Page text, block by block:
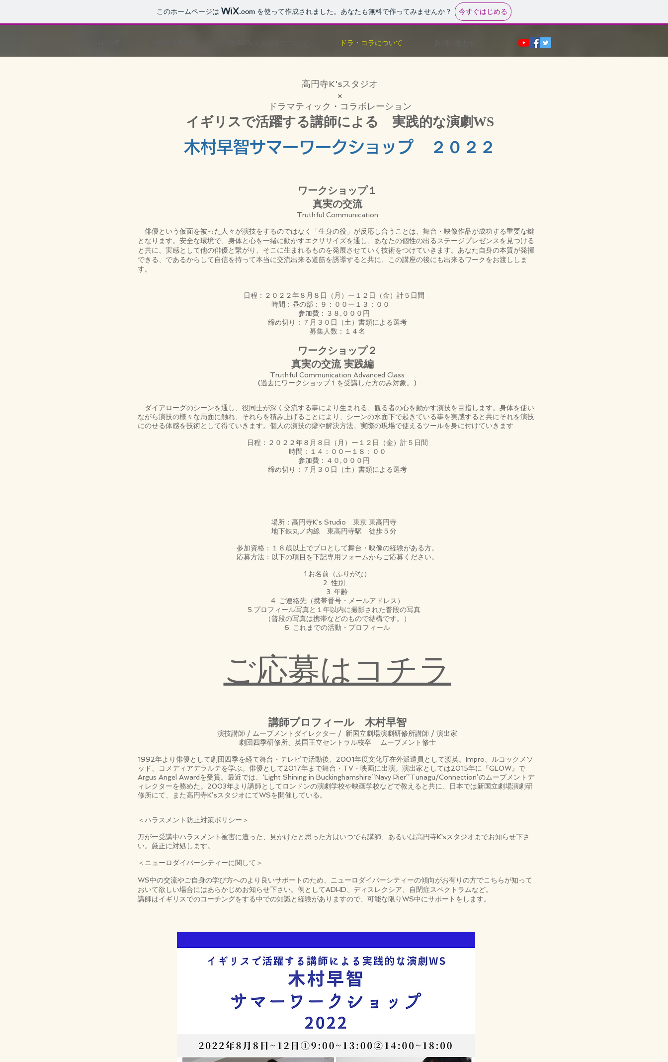
このホームページは .com を使って作成されました。あなたも無料で作ってみませんか？ 今すぐはじめる
ドラ・コラについて
高円寺K'sスタジオ
×
ドラマティック・コラボレーション
イギリスで活躍する講師による 実践的な演劇WS
木村早智サマーワークショップ ２０２２
ワークショップ１
真実の交流
Truthful Communication
俳優という仮面を被った人々が演技をするのではなく「生身の役」が反応し合うことは、舞台・映像作品が成功する重要な鍵
となります。安全な環境で、身体と心を一緒に動かすエクササイズを通し、あなたの個性の出るステージプレゼンスを見つける
と共に、実感として他の俳優と繋がり、そこに生まれるものを発展させていく技術をつけていきます。あなた自身の本質が発揮
できる、であるからして自信を持って本当に交流出来る道筋を誘導すると共に、この講座の後にも出来るワークをお渡ししま
す。
日程：２０２２年８月８日（月）ー１２日（金）計５日間
時間：昼の部：９：００ー１３：００
参加費：３８,０００円
締め切り：７月３０日（土）書類による選考
募集人数：１４名
ワークショップ２
真実の交流 実践編
Truthful Communication Advanced Class
(過去にワークショップ１を受講した方のみ対象。)
ダイアローグのシーンを通し、役同士が深く交流する事により生まれる、観る者の心を動かす演技を目指します。身体を使い
ながら演技の様々な局面に触れ、それらを積み上げることにより、シーンの水面下で起きている事を実感すると共にそれを演技
にのせる体感を技術として得ていきます。個人の演技の癖や解決方法、実際の現場で使えるツールを身に付けていきます
日程：２０２２年８月８日（月）ー１２日（金）計５日間
時間：１４：００ー１８：００
参加費：４０,０００円
締め切り：７月３０日（土）書類による選考
場所：高円寺K's Studio 東京 東高円寺
地下鉄丸ノ内線 東高円寺駅 徒歩５分
参加資格：１８歳以上でプロとして舞台・映像の経験がある方。
応募方法：以下の項目を下記専用フォームからご応募ください。
1.お名前（ふりがな）
2. 性別
3. 年齢
4. ご連絡先（携帯番号・メールアドレス）
5.プロフィール写真と１年以内に撮影された普段の写真
（普段の写真は携帯などのもので結構です。）
6. これまでの活動・プロフィール
ご応募はコチラ
講師プロフィール 木村早智
演技講師 / ムーブメントダイレクター / 新国立劇場演劇研修所講師 / 演出家
劇団四季研修所、英国王立セントラル校卒 ムーブメント修士
1992年より俳優として劇団四季を経て舞台・テレビで活動後、2001年度文化庁在外派遣員として渡英。Impro、ルコックメソ
ッド、コメディアデラルテを学ぶ。俳優として2017年まで舞台・TV・映画に出演。演出家としては2015年に『GLOW』で
Argus Angel Awardを受賞。最近では、‘Light Shining in Buckinghamshire’’Navy Pier’’Tunagu/Connection’のムーブメントデ
ィレクターを務めた。2003年より講師としてロンドンの演劇学校や映画学校などで教えると共に、日本では新国立劇場演劇研
修所にて、また高円寺K’sスタジオにてWSを開催している。
＜ハラスメント防止対策ポリシー＞
万が一受講中ハラスメント被害に遭った、見かけたと思った方はいつでも講師、あるいは高円寺K'sスタジオまでお知らせ下さ
い。厳正に対処します。
＜ニューロダイバーシティーに関して＞
WS中の交流やご自身の学び方へのより良いサポートのため、ニューロダイバーシティーの傾向がお有りの方でこちらが知って
おいて欲しい場合にはあらかじめお知らせ下さい。例としてADHD、ディスレクシア、自閉症スペクトラムなど。
講師はイギリスでのコーチングをする中での知識と経験がありますので、可能な限りWS中にサポートをします。